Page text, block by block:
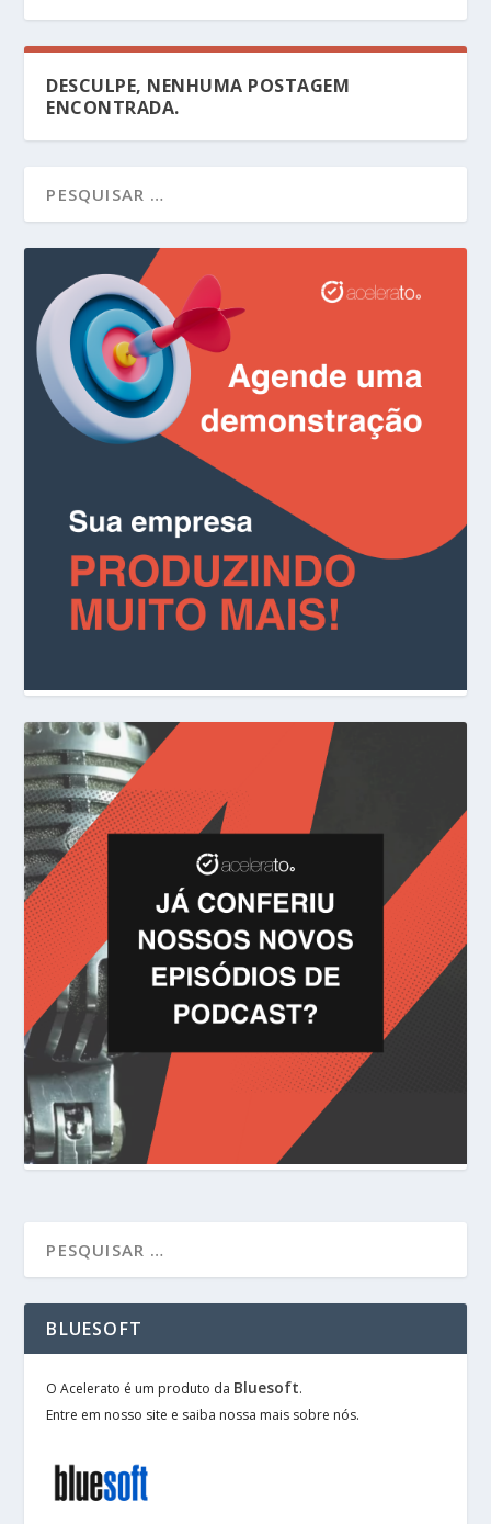
DESCULPE, NENHUMA POSTAGEM
ENCONTRADA.
BLUESOFT
O Acelerato é um produto da Bluesoft.
Entre em nosso site e saiba nossa mais sobre nós.